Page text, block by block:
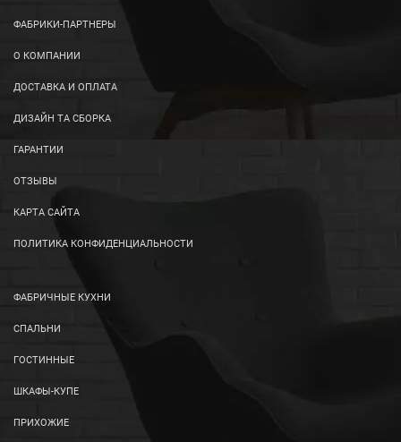
ФАБРИКИ-ПАРТНЕРЫ
О КОМПАНИИ
ДОСТАВКА И ОПЛАТА
ДИЗАЙН ТА СБОРКА
ГАРАНТИИ
ОТЗЫВЫ
КАРТА САЙТА
ПОЛИТИКА КОНФИДЕНЦИАЛЬНОСТИ
ФАБРИЧНЫЕ КУХНИ
СПАЛЬНИ
ГОСТИННЫЕ
ШКАФЫ-КУПЕ
ПРИХОЖИЕ